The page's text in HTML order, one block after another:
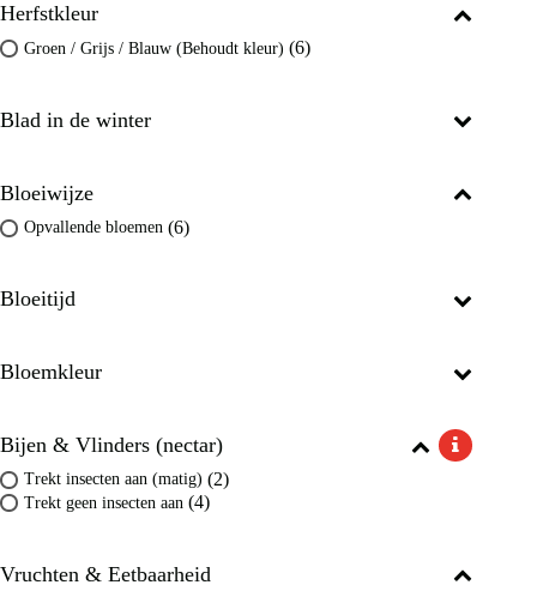
Herfstkleur
Groen / Grijs / Blauw (Behoudt kleur) (6)
Blad in de winter
Bloeiwijze
Opvallende bloemen (6)
Bloeitijd
Bloemkleur
Bijen & Vlinders (nectar)
Trekt insecten aan (matig) (2)
Trekt geen insecten aan (4)
Vruchten & Eetbaarheid